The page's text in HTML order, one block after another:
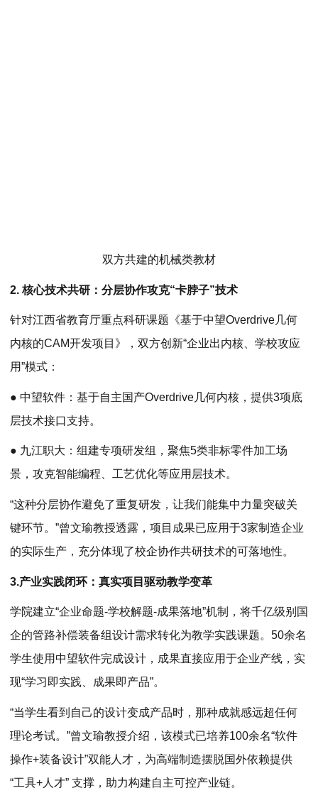
双方共建的机械类教材
2. 核心技术共研：分层协作攻克“卡脖子”技术
针对江西省教育厅重点科研课题《基于中望Overdrive几何
内核的CAM开发项目》，双方创新“企业出内核、学校攻应
用”模式：
● 中望软件：基于自主国产Overdrive几何内核，提供3项底
层技术接口支持。
● 九江职大：组建专项研发组，聚焦5类非标零件加工场
景，攻克智能编程、工艺优化等应用层技术。
“这种分层协作避免了重复研发，让我们能集中力量突破关
键环节。”曾文瑜教授透露，项目成果已应用于3家制造企业
的实际生产，充分体现了校企协作共研技术的可落地性。
3.产业实践闭环：真实项目驱动教学变革
学院建立“企业命题-学校解题-成果落地”机制，将千亿级别国
企的管路补偿装备组设计需求转化为教学实践课题。50余名
学生使用中望软件完成设计，成果直接应用于企业产线，实
现“学习即实践、成果即产品”。
“当学生看到自己的设计变成产品时，那种成就感远超任何
理论考试。”曾文瑜教授介绍，该模式已培养100余名“软件
操作+装备设计”双能人才，为高端制造摆脱国外依赖提供
“工具+人才” 支撑，助力构建自主可控产业链。